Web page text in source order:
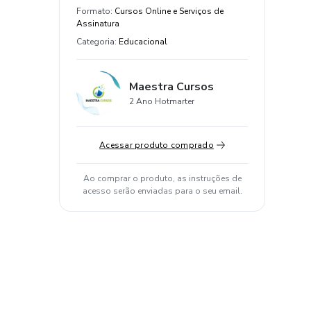
Formato: Cursos Online e Serviços de
Assinatura
Categoria: Educacional
Maestra Cursos
2 Ano Hotmarter
Acessar produto comprado
Ao comprar o produto, as instruções de
acesso serão enviadas para o seu email.